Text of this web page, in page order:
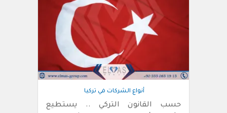
أنواع الشركات في تركيا
حسب القانون التركي .. يستطيع